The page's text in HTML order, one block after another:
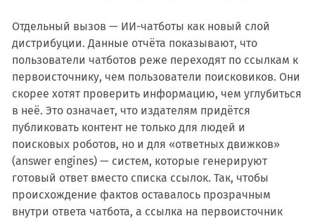
Отдельный вызов — ИИ-чатботы как новый слой
дистрибуции. Данные отчёта показывают, что
пользователи чатботов реже переходят по ссылкам к
первоисточнику, чем пользователи поисковиков. Они
скорее хотят проверить информацию, чем углубиться
в неё. Это означает, что издателям придётся
публиковать контент не только для людей и
поисковых роботов, но и для «ответных движков»
(answer engines) — систем, которые генерируют
готовый ответ вместо списка ссылок. Так, чтобы
происхождение фактов оставалось прозрачным
внутри ответа чатбота, а ссылка на первоисточник